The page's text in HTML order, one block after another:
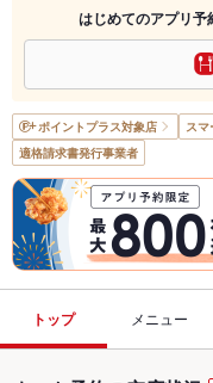
はじめてのアプリ予
ポイントプラス対象店
ス
適格請求書発行事業者
トップ メニュー